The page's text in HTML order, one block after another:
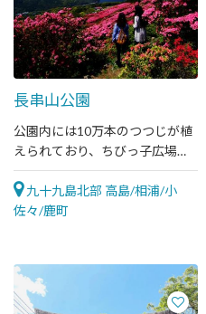
長串山公園
公園内には10万本のつつじが植
えられており、ちびっ子広場や
ビジターセンターもあります
九十九島北部 高島/相浦/小
佐々/鹿町